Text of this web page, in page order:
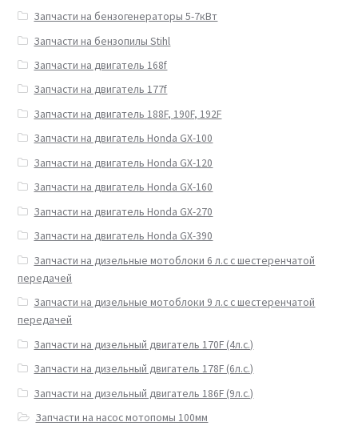
Запчасти на бензогенераторы 5-7кВт
Запчасти на бензопилы Stihl
Запчасти на двигатель 168f
Запчасти на двигатель 177f
Запчасти на двигатель 188F, 190F, 192F
Запчасти на двигатель Honda GX-100
Запчасти на двигатель Honda GX-120
Запчасти на двигатель Honda GX-160
Запчасти на двигатель Honda GX-270
Запчасти на двигатель Honda GX-390
Запчасти на дизельные мотоблоки 6 л.с с шестеренчатой
передачей
Запчасти на дизельные мотоблоки 9 л.с с шестеренчатой
передачей
Запчасти на дизельный двигатель 170F (4л.с.)
Запчасти на дизельный двигатель 178F (6л.с.)
Запчасти на дизельный двигатель 186F (9л.с.)
Запчасти на насос мотопомы 100мм